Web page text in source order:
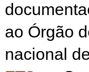
ao Órgão
nacional